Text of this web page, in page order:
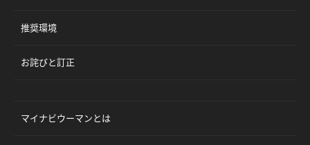
推奨環境
お詫びと訂正
マイナビウーマンとは